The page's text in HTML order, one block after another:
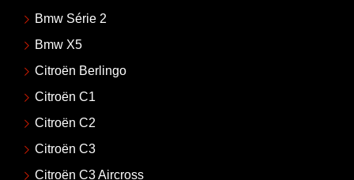
Bmw Série 2
Bmw X5
Citroën Berlingo
Citroën C1
Citroën C2
Citroën C3
Citroën C3 Aircross